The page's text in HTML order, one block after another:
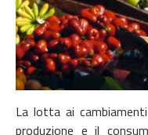
La lotta ai
produzione e il